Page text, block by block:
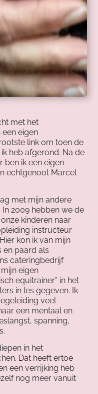
met het
eigen
link om toen de
heb afgerond. Na de
ik een eigen
echtgenoot Marcel
met mijn andere
In 2009 hebben we de
kinderen naar
instructeur
kon ik van mijn
en paard als
cateringbedrijf
eigen
equitrainer” in het
in les gegeven. Ik
veel
een mentaal en
spanning,
in het
Dat heeft ertoe
een verrijking heb
nog meer vanuit